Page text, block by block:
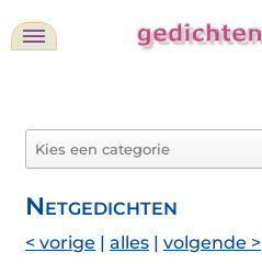
Netgedichten
< vorige | alles | volgende >